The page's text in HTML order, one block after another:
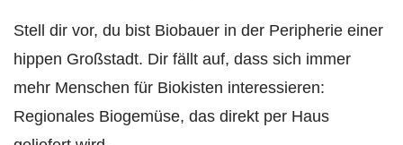
Stell dir vor, du bist Biobauer in der Peripherie einer
hippen Großstadt. Dir fällt auf, dass sich immer
mehr Menschen für Biokisten interessieren:
Regionales Biogemüse, das direkt per Haus